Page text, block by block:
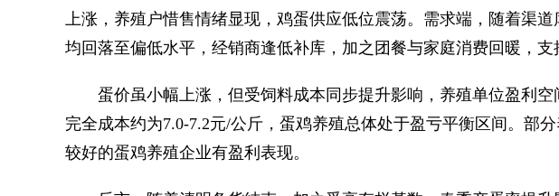
上涨，养殖户惜售情绪显现，鸡蛋供应低位震荡。需求端，随着渠
均回落至偏低水平，经销商逢低补库，加之团餐与家庭消费回暖，支
蛋价虽小幅上涨，但受饲料成本同步提升影响，养殖单位盈利空
完全成本约为7.0-7.2元/公斤，蛋鸡养殖总体处于盈亏平衡区间。部
较好的蛋鸡养殖企业有盈利表现。